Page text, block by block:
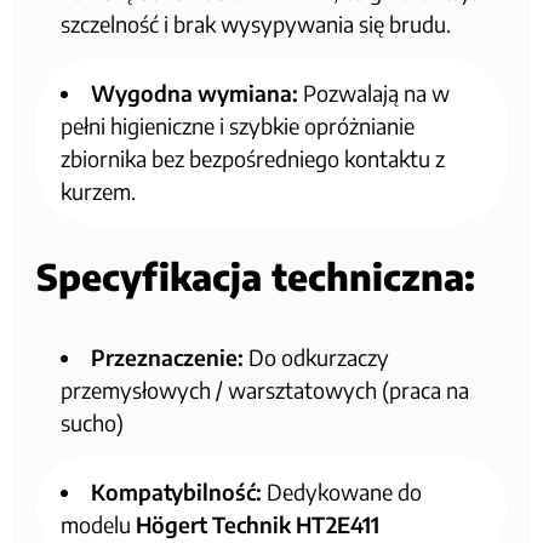
szczelność i brak wysypywania się brudu.
Wygodna wymiana: Pozwalają na w
pełni higieniczne i szybkie opróżnianie
zbiornika bez bezpośredniego kontaktu z
kurzem.
Specyfikacja techniczna:
Przeznaczenie: Do odkurzaczy
przemysłowych / warsztatowych (praca na
sucho)
Kompatybilność: Dedykowane do
modelu Högert Technik HT2E411